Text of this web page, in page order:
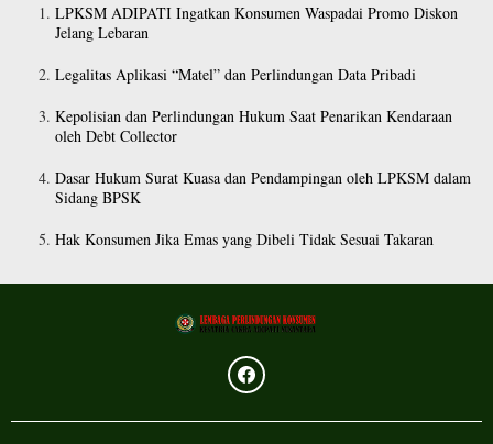
LPKSM ADIPATI Ingatkan Konsumen Waspadai Promo Diskon
Jelang Lebaran
Legalitas Aplikasi “Matel” dan Perlindungan Data Pribadi
Kepolisian dan Perlindungan Hukum Saat Penarikan Kendaraan
oleh Debt Collector
Dasar Hukum Surat Kuasa dan Pendampingan oleh LPKSM dalam
Sidang BPSK
Hak Konsumen Jika Emas yang Dibeli Tidak Sesuai Takaran